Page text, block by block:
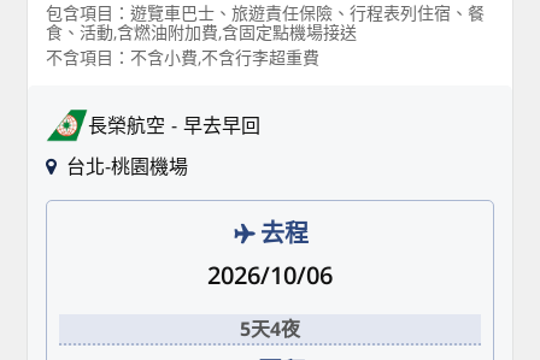
包含項目：遊覽車巴士、旅遊責任保險、行程表列住宿、餐
食、活動,含燃油附加費,含固定點機場接送
不含項目：不含小費,不含行李超重費
長榮航空
早去早回
台北-桃園機場
去程
2026/10/06
5天4夜